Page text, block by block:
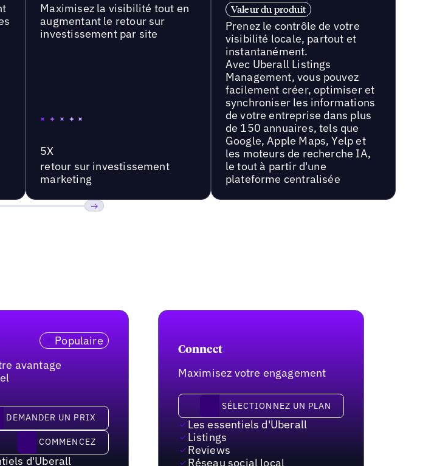
Maximisez la visibilité tout en
augmentant le retour sur
investissement par site
5X
retour sur investissement
marketing
Valeur du produit
Prenez le contrôle de votre
visibilité locale, partout et
instantanément.
Avec Uberall Listings
Management, vous pouvez
facilement créer, optimiser et
synchroniser les informations
de votre entreprise dans plus
de 150 annuaires, tels que
Google, Apple Maps, Yelp et
les moteurs de recherche IA,
le tout à partir d'une
plateforme centralisée
Populaire
avantage
prix
DEMANDER UN PRIX
COMMENCEZ
d'Uberall
Connect
Maximisez votre engagement
Sélectionnez un plan
SÉLECTIONNEZ UN PLAN
Les essentiels d'Uberall
Listings
Reviews
Réseau social local